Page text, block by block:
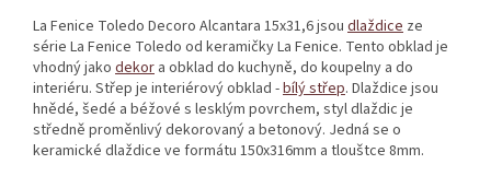
La Fenice Toledo Decoro Alcantara 15x31,6 jsou dlaždice ze
série La Fenice Toledo od keramičky La Fenice. Tento obklad je
vhodný jako dekor a obklad do kuchyně, do koupelny a do
interiéru. Střep je interiérový obklad -bílý střep. Dlaždice jsou
hnědé, šedé a béžové s lesklým povrchem, styl dlaždic je
středně proměnlivý dekorovaný a betonový. Jedná se o
keramické dlaždice ve formátu 150x316mm a tlouštce 8mm.